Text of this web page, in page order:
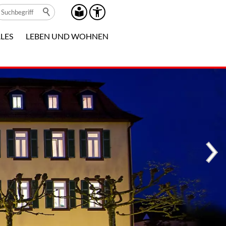
LEBEN UND WOHNEN